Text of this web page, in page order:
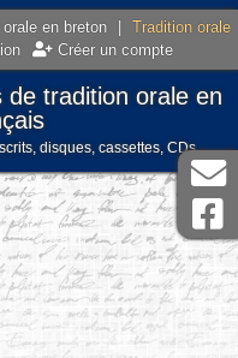
en breton
Tradition orale
Créer un compte
de tradition orale en
disques, cassettes, CDs